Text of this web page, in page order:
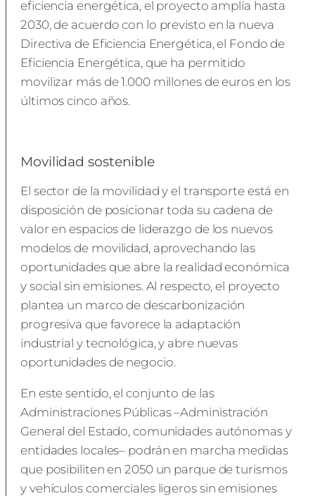
eficiencia energética, el proyecto amplía hasta
2030, de acuerdo con lo previsto en la nueva
Directiva de Eficiencia Energética, el Fondo de
Eficiencia Energética, que ha permitido
movilizar más de 1.000 millones de euros en los
últimos cinco años.
Movilidad sostenible
El sector de la movilidad y el transporte está en
disposición de posicionar toda su cadena de
valor en espacios de liderazgo de los nuevos
modelos de movilidad, aprovechando las
oportunidades que abre la realidad económica
y social sin emisiones. Al respecto, el proyecto
plantea un marco de descarbonización
progresiva que favorece la adaptación
industrial y tecnológica, y abre nuevas
oportunidades de negocio.
En este sentido, el conjunto de las
Administraciones Públicas –Administración
General del Estado, comunidades autónomas y
entidades locales– podrán en marcha medidas
que posibiliten en 2050 un parque de turismos
y vehículos comerciales ligeros sin emisiones